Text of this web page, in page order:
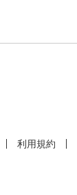
利用規約